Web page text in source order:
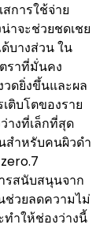
การใช้จ่าย
าจะช่วยชดเชย
บางส่วน ใน
ราที่มั่นคง
ดยิ่งขึ้นและผล
ติบโตของราย
างที่เล็กที่สุด
สำหรับคนผิวดำ
รสนับสนุนจาก
ช่วยลดความไม่
ทำให้ช่องว่างนี้